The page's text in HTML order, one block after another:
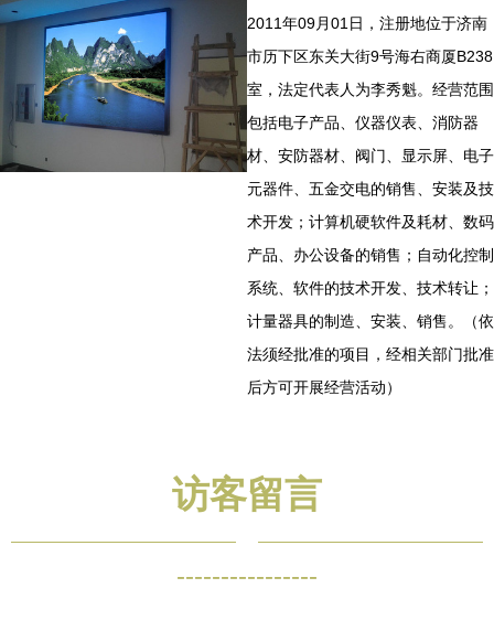
2011年09月01日，注册地位于济南
市历下区东关大街9号海右商厦B238
室，法定代表人为李秀魁。经营范围
包括电子产品、仪器仪表、消防器
材、安防器材、阀门、显示屏、电子
元器件、五金交电的销售、安装及技
术开发；计算机硬软件及耗材、数码
产品、办公设备的销售；自动化控制
系统、软件的技术开发、技术转让；
计量器具的制造、安装、销售。（依
法须经批准的项目，经相关部门批准
后方可开展经营活动）
访客留言
----------------